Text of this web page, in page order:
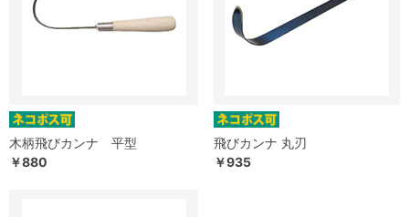
木柄飛びカンナ 平型
￥880
飛びカンナ 丸刃
￥935